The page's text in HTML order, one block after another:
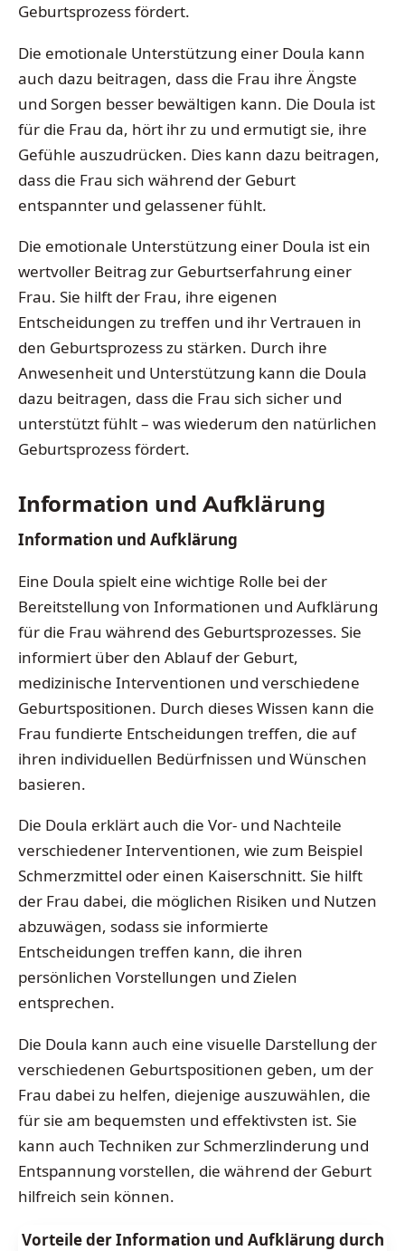
Geburtsprozess fördert.
Die emotionale Unterstützung einer Doula kann
auch dazu beitragen, dass die Frau ihre Ängste
und Sorgen besser bewältigen kann. Die Doula ist
für die Frau da, hört ihr zu und ermutigt sie, ihre
Gefühle auszudrücken. Dies kann dazu beitragen,
dass die Frau sich während der Geburt
entspannter und gelassener fühlt.
Die emotionale Unterstützung einer Doula ist ein
wertvoller Beitrag zur Geburtserfahrung einer
Frau. Sie hilft der Frau, ihre eigenen
Entscheidungen zu treffen und ihr Vertrauen in
den Geburtsprozess zu stärken. Durch ihre
Anwesenheit und Unterstützung kann die Doula
dazu beitragen, dass die Frau sich sicher und
unterstützt fühlt – was wiederum den natürlichen
Geburtsprozess fördert.
Information und Aufklärung
Information und Aufklärung
Eine Doula spielt eine wichtige Rolle bei der
Bereitstellung von Informationen und Aufklärung
für die Frau während des Geburtsprozesses. Sie
informiert über den Ablauf der Geburt,
medizinische Interventionen und verschiedene
Geburtspositionen. Durch dieses Wissen kann die
Frau fundierte Entscheidungen treffen, die auf
ihren individuellen Bedürfnissen und Wünschen
basieren.
Die Doula erklärt auch die Vor- und Nachteile
verschiedener Interventionen, wie zum Beispiel
Schmerzmittel oder einen Kaiserschnitt. Sie hilft
der Frau dabei, die möglichen Risiken und Nutzen
abzuwägen, sodass sie informierte
Entscheidungen treffen kann, die ihren
persönlichen Vorstellungen und Zielen
entsprechen.
Die Doula kann auch eine visuelle Darstellung der
verschiedenen Geburtspositionen geben, um der
Frau dabei zu helfen, diejenige auszuwählen, die
für sie am bequemsten und effektivsten ist. Sie
kann auch Techniken zur Schmerzlinderung und
Entspannung vorstellen, die während der Geburt
hilfreich sein können.
Vorteile der Information und Aufklärung durch